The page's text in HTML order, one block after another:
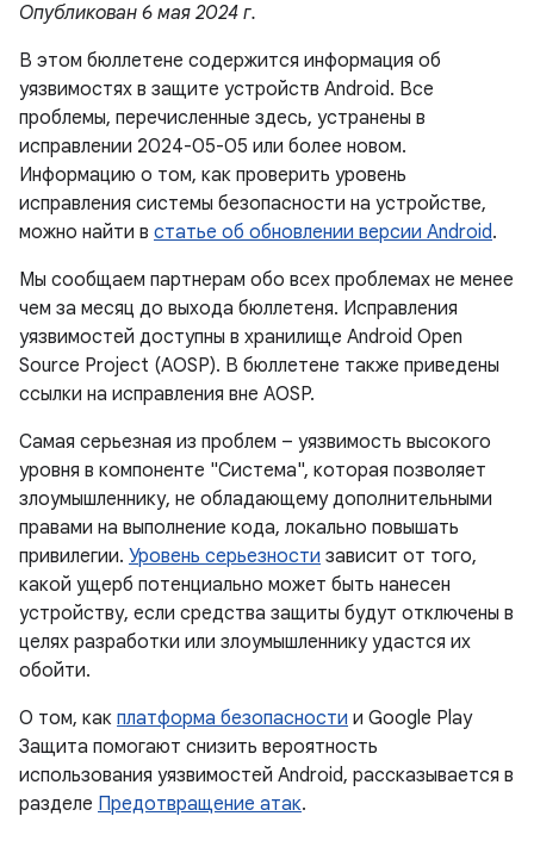
Опубликован 6 мая 2024 г.
В этом бюллетене содержится информация об
уязвимостях в защите устройств Android. Все
проблемы, перечисленные здесь, устранены в
исправлении 2024-05-05 или более новом.
Информацию о том, как проверить уровень
исправления системы безопасности на устройстве,
можно найти в статье об обновлении версии Android.
Мы сообщаем партнерам обо всех проблемах не менее
чем за месяц до выхода бюллетеня. Исправления
уязвимостей доступны в хранилище Android Open
Source Project (AOSP). В бюллетене также приведены
ссылки на исправления вне AOSP.
Самая серьезная из проблем – уязвимость высокого
уровня в компоненте "Система", которая позволяет
злоумышленнику, не обладающему дополнительными
правами на выполнение кода, локально повышать
привилегии. Уровень серьезности зависит от того,
какой ущерб потенциально может быть нанесен
устройству, если средства защиты будут отключены в
целях разработки или злоумышленнику удастся их
обойти.
О том, как платформа безопасности и Google Play
Защита помогают снизить вероятность
использования уязвимостей Android, рассказывается в
разделе Предотвращение атак.